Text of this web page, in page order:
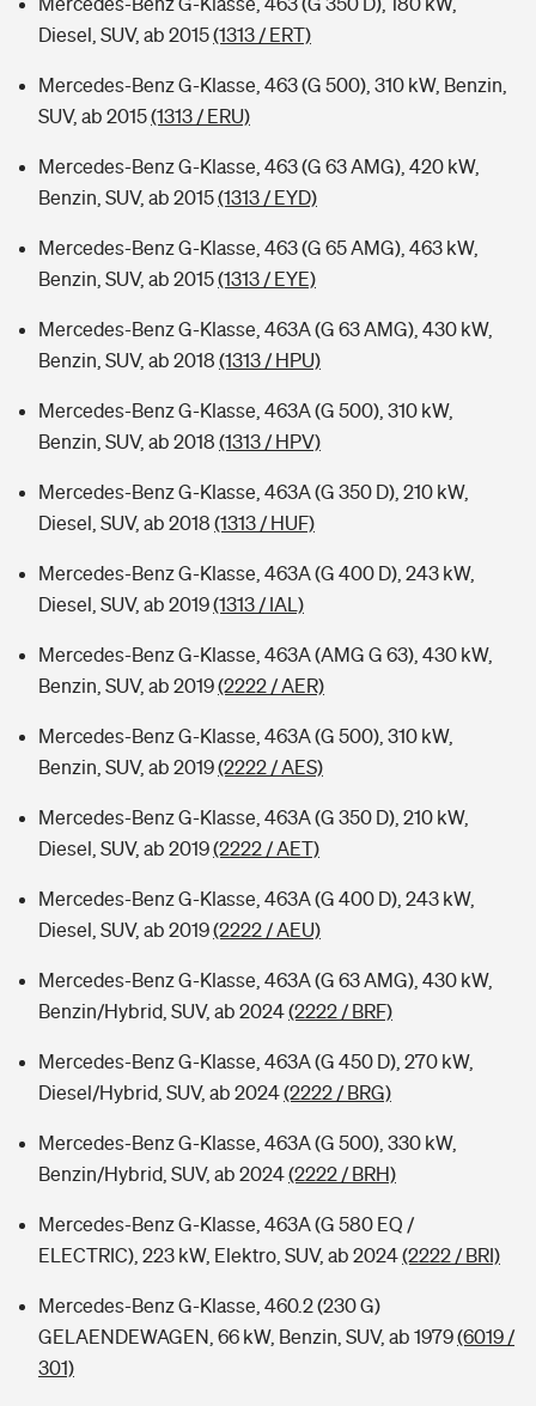
Diesel, SUV, ab 2015(1313 / ERT)
Mercedes-Benz G-Klasse, 463 (G 500), 310 kW, Benzin,
SUV, ab 2015(1313 / ERU)
Mercedes-Benz G-Klasse, 463 (G 63 AMG), 420 kW,
Benzin, SUV, ab 2015(1313 / EYD)
Mercedes-Benz G-Klasse, 463 (G 65 AMG), 463 kW,
Benzin, SUV, ab 2015(1313 / EYE)
Mercedes-Benz G-Klasse, 463A (G 63 AMG), 430 kW,
Benzin, SUV, ab 2018 (1313 / HPU)
Mercedes-Benz G-Klasse, 463A (G 500), 310 kW,
Benzin, SUV, ab 2018 (1313 / HPV)
Mercedes-Benz G-Klasse, 463A (G 350 D), 210 kW,
Diesel, SUV, ab 2018 (1313 / HUF)
Mercedes-Benz G-Klasse, 463A (G 400 D), 243 kW,
Diesel, SUV, ab 2019(1313 / IAL)
Mercedes-Benz G-Klasse, 463A (AMG G 63), 430 kW,
Benzin, SUV, ab 2019(2222 / AER)
Mercedes-Benz G-Klasse, 463A (G 500), 310 kW,
Benzin, SUV, ab 2019(2222 / AES)
Mercedes-Benz G-Klasse, 463A (G 350 D), 210 kW,
Diesel, SUV, ab 2019(2222 / AET)
Mercedes-Benz G-Klasse, 463A (G 400 D), 243 kW,
Diesel, SUV, ab 2019(2222 / AEU)
Mercedes-Benz G-Klasse, 463A (G 63 AMG), 430 kW,
Benzin/Hybrid, SUV, ab 2024(2222 / BRF)
Mercedes-Benz G-Klasse, 463A (G 450 D), 270 kW,
Diesel/Hybrid, SUV, ab 2024(2222 / BRG)
Mercedes-Benz G-Klasse, 463A (G 500), 330 kW,
Benzin/Hybrid, SUV, ab 2024(2222 / BRH)
Mercedes-Benz G-Klasse, 463A (G 580 EQ /
ELECTRIC), 223 kW, Elektro, SUV, ab 2024(2222 / BRI)
Mercedes-Benz G-Klasse, 460.2 (230 G)
GELAENDEWAGEN, 66 kW, Benzin, SUV, ab 1979(6019 /
301)